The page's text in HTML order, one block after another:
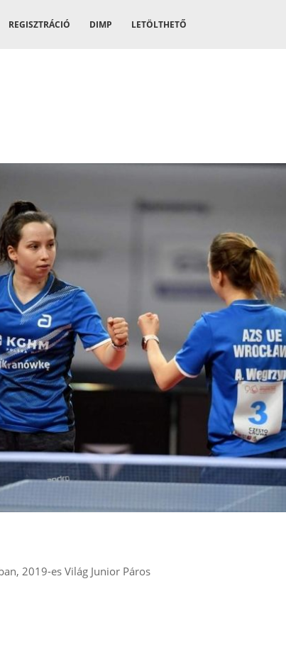
REGISZTRÁCIÓ DIMP LETÖLTHETŐ
2019-es Világ Junior Páros